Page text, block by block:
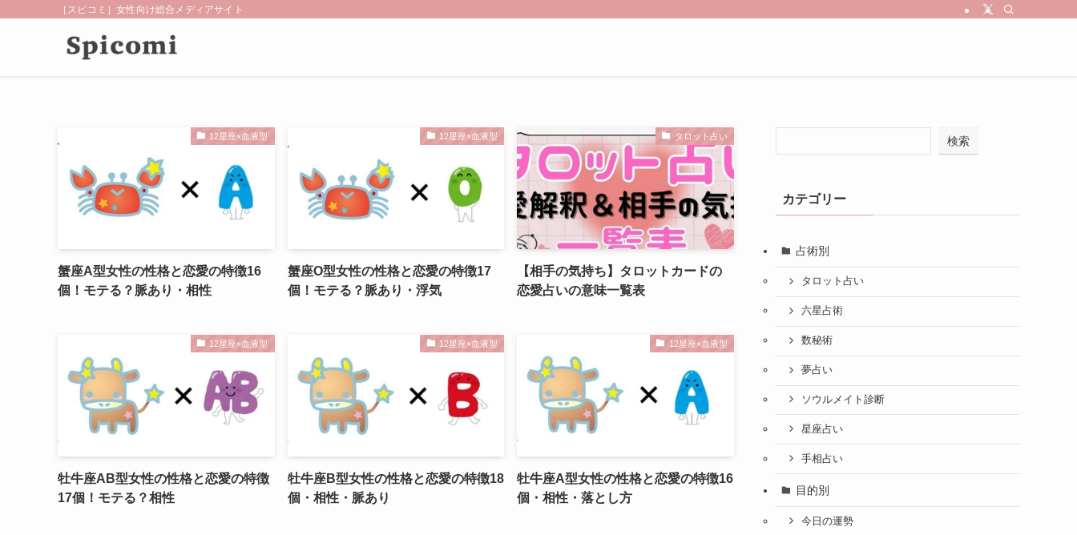
［スピコミ］女性向け総合メディアサイト
12星座×血液型
蟹座A型女性の性格と恋愛の特徴16
個！モテる？脈あり・相性
12星座×血液型
蟹座O型女性の性格と恋愛の特徴17
個！モテる？脈あり・浮気
タロット占い
【相手の気持ち】タロットカードの
恋愛占いの意味一覧表
12星座×血液型
牡牛座AB型女性の性格と恋愛の特徴
17個！モテる？相性
12星座×血液型
牡牛座B型女性の性格と恋愛の特徴18
個・相性・脈あり
12星座×血液型
牡牛座A型女性の性格と恋愛の特徴16
個・相性・落とし方
検索
カテゴリー
占術別
タロット占い
六星占術
数秘術
夢占い
ソウルメイト診断
星座占い
手相占い
目的別
今日の運勢